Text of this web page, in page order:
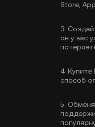
Store,
3.
он у вас
4. Купите
способ
5.